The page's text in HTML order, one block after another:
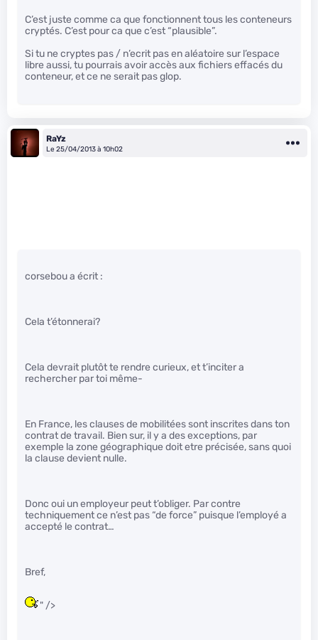
C’est juste comme ca que fonctionnent tous les conteneurs
cryptés. C’est pour ca que c’est “plausible”.
Si tu ne cryptes pas / n’ecrit pas en aléatoire sur l’espace
libre aussi, tu pourrais avoir accès aux fichiers effacés du
conteneur, et ce ne serait pas glop.
RaYz
Le 25/04/2013 à 10h02
corsebou a écrit :
Cela t’étonnerai?
Cela devrait plutôt te rendre curieux, et t’inciter a
rechercher par toi même-
En France, les clauses de mobilitées sont inscrites dans ton
contrat de travail. Bien sur, il y a des exceptions, par
exemple la zone géographique doit etre précisée, sans quoi
la clause devient nulle.
Donc oui un employeur peut t’obliger. Par contre
techniquement ce n’est pas “de force” puisque l’employé a
accepté le contrat…
Bref,
" />